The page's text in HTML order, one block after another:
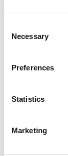
Selection
Necessary
Preferences
Statistics
Marketing